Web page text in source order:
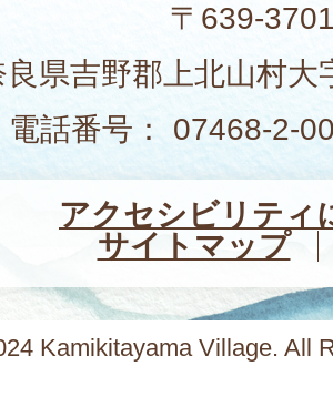
〒639-
良県吉野郡上北山村大
電話番号： 07468-2-
アクセシビリティ
サイトマップ
Kamikitayama Village. All